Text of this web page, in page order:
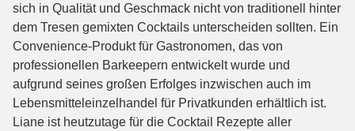
sich in Qualität und Geschmack nicht von traditionell hinter
dem Tresen gemixten Cocktails unterscheiden sollten. Ein
Convenience-Produkt für Gastronomen, das von
professionellen Barkeepern entwickelt wurde und
aufgrund seines großen Erfolges inzwischen auch im
Lebensmitteleinzelhandel für Privatkunden erhältlich ist.
Liane ist heutzutage für die Cocktail Rezepte aller